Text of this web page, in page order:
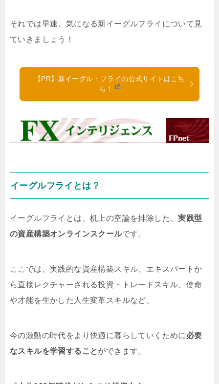
それでは早速、気になる新イーグルフライについて見
ていきましょう！
【PR】新イーグル・フライの公式サイトはこち
ら！
イーグルフライとは？
イーグルフライとは、机上の空論を排除した、実践型
の資産構築オンラインスクールです。
ここでは、実践的な資産構築スキル、エキスパートか
ら直接レクチャーされる投資・トレードスキル、使命
や才能を生かした人生変革スキルなど、
今の激動の時代をより快適に暮らしていくために 必要
なスキルを学習することができます。